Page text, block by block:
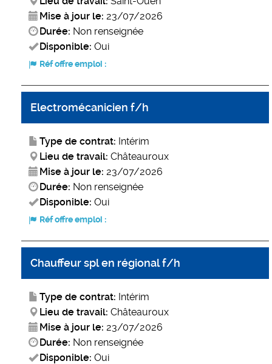
Mise à jour le: 23/07/2026
Durée: Non renseignée
Disponible: Oui
Réf offre emploi :
Electromécanicien f/h
Type de contrat: Intérim
Lieu de travail: Châteauroux
Mise à jour le: 23/07/2026
Durée: Non renseignée
Disponible: Oui
Réf offre emploi :
Chauffeur spl en régional f/h
Type de contrat: Intérim
Lieu de travail: Châteauroux
Mise à jour le: 23/07/2026
Durée: Non renseignée
Disponible: Oui